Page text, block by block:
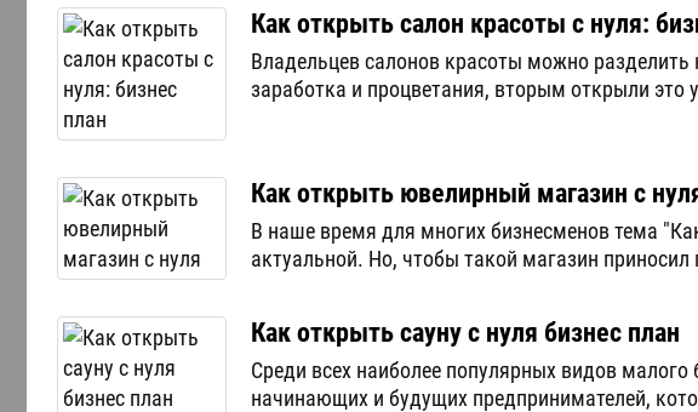
Как открыть салон красоты с нуля:
Владельцев салонов красоты можно
заработка и процветания, вторым открыли это
Как открыть ювелирный магазин с
В наше время для многих бизнесменов тема
актуальной. Но, чтобы такой магазин
Как открыть сауну с нуля бизнес план
Среди всех наиболее популярных видов
начинающих и будущих предпринимателей,